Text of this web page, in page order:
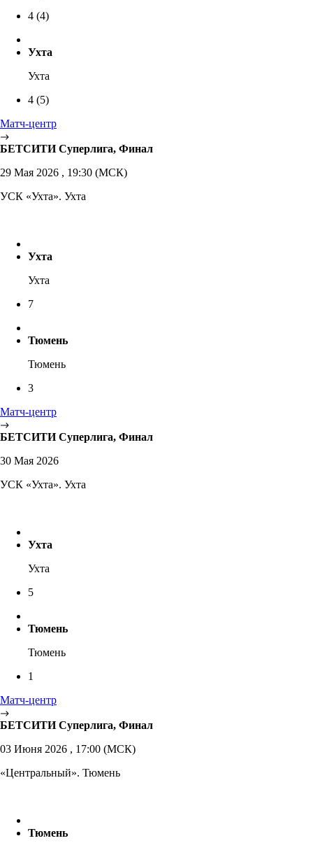
4 (4)
Ухта
Ухта
4 (5)
Матч-центр
БЕТСИТИ Суперлига, Финал
29 Мая 2026 , 19:30 (МСК)
УСК «Ухта». Ухта
Ухта
Ухта
7
Тюмень
Тюмень
3
Матч-центр
БЕТСИТИ Суперлига, Финал
30 Мая 2026
УСК «Ухта». Ухта
Ухта
Ухта
5
Тюмень
Тюмень
1
Матч-центр
БЕТСИТИ Суперлига, Финал
03 Июня 2026 , 17:00 (МСК)
«Центральный». Тюмень
Тюмень